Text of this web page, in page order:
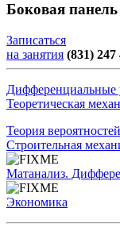
Боковая панель
Записаться
на занятия (831) 247
Дифференциальные
Теоретическая
Теория
Строительная
Матанализ.
Экономика